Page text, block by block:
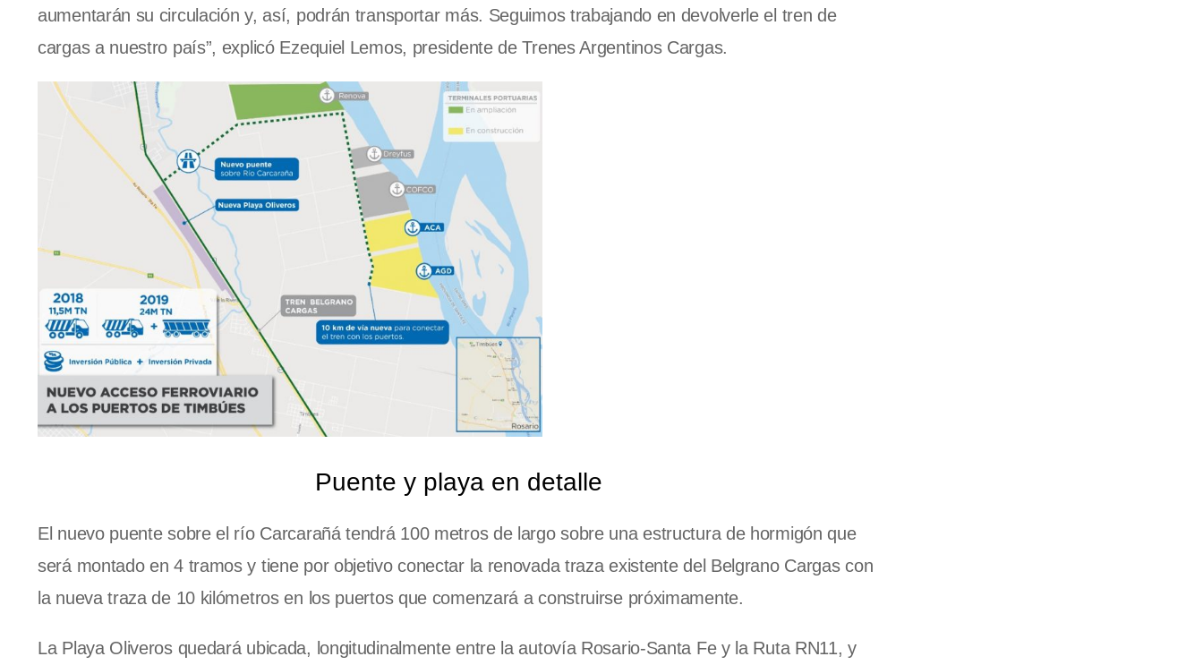
aumentarán su circulación y, así, podrán transportar más. Seguimos trabajando en devolverle el tren de
cargas a nuestro país”, explicó Ezequiel Lemos, presidente de Trenes Argentinos Cargas.
Puente y playa en detalle
El nuevo puente sobre el río Carcarañá tendrá 100 metros de largo sobre una estructura de hormigón que
será montado en 4 tramos y tiene por objetivo conectar la renovada traza existente del Belgrano Cargas con
la nueva traza de 10 kilómetros en los puertos que comenzará a construirse próximamente.
La Playa Oliveros quedará ubicada, longitudinalmente entre la autovía Rosario-Santa Fe y la Ruta RN11, y